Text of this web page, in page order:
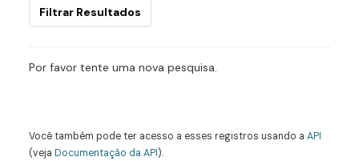
Filtrar Resultados
Por favor tente uma nova pesquisa.
Você também pode ter acesso a esses registros usando a API
(veja Documentação da API).